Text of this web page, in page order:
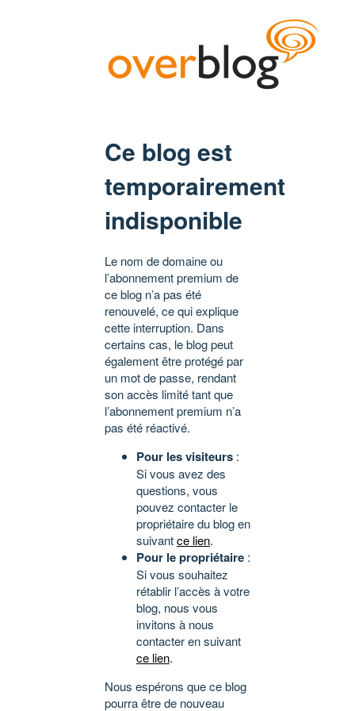
Ce blog est
temporairement
indisponible
Le nom de domaine ou
l’abonnement premium de
ce blog n’a pas été
renouvelé, ce qui explique
cette interruption. Dans
certains cas, le blog peut
également être protégé par
un mot de passe, rendant
son accès limité tant que
l’abonnement premium n’a
pas été réactivé.
Pour les visiteurs :
Si vous avez des
questions, vous
pouvez contacter le
propriétaire du blog en
suivantce lien.
Pour le propriétaire :
Si vous souhaitez
rétablir l’accès à votre
blog, nous vous
invitons à nous
contacter en suivant
ce lien.
Nous espérons que ce blog
pourra être de nouveau